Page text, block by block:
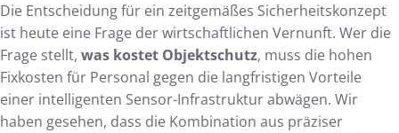
Die Entscheidung für ein zeitgemäßes Sicherheitskonzept
ist heute eine Frage der wirtschaftlichen Vernunft. Wer die
Frage stellt, was kostet Objektschutz, muss die hohen
Fixkosten für Personal gegen die langfristigen Vorteile
einer intelligenten Sensor-Infrastruktur abwägen. Wir
haben gesehen, dass die Kombination aus präziser